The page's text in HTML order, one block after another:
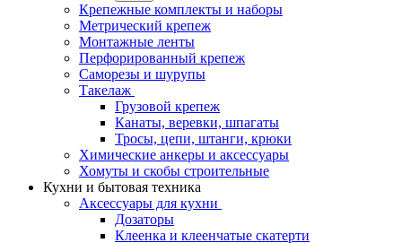
Крепежные комплекты и наборы
Метрический крепеж
Монтажные ленты
Перфорированный крепеж
Саморезы и шурупы
Такелаж
Грузовой крепеж
Канаты, веревки, шпагаты
Тросы, цепи, штанги, крюки
Химические анкеры и аксессуары
Хомуты и скобы строительные
Кухни и бытовая техника
Аксессуары для кухни
Дозаторы
Клеенка и клеенчатые скатерти